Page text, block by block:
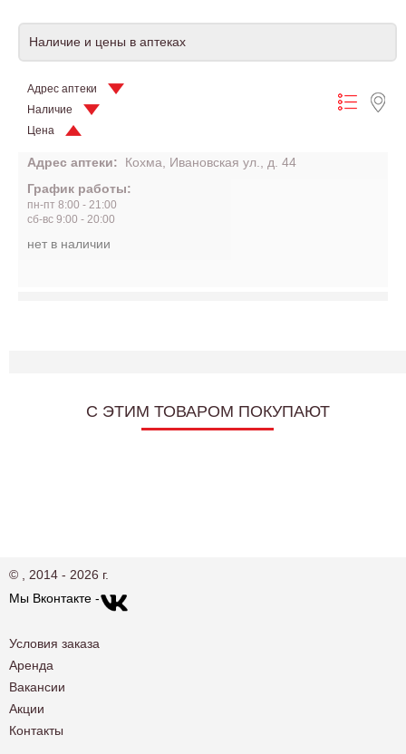
Наличие и цены в аптеках
Адрес аптеки
Наличие
Цена
Адрес аптеки:
Кохма, Ивановская ул., д. 44
График работы:
пн-пт 8:00 - 21:00
сб-вс 9:00 - 20:00
нет в наличии
C ЭТИМ ТОВАРОМ ПОКУПАЮТ
© , 2014 - 2026 г.
Мы Вконтакте -
Условия заказа
Аренда
Вакансии
Акции
Контакты